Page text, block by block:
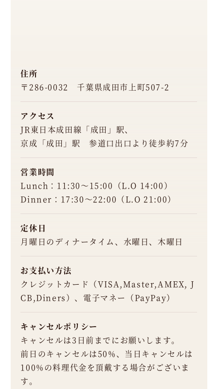
住所
〒286-0032 千葉県成田市上町507-2
アクセス
JR東日本成田線「成田」駅、
京成「成田」駅 参道口出口より徒歩約7分
営業時間
Lunch：11:30～15:00（L.O 14:00）
Dinner：17:30～22:00（L.O 21:00）
定休日
月曜日のディナータイム、水曜日、木曜日
お支払い方法
クレジットカード（VISA,Master,AMEX, J
CB,Diners）、電子マネー（PayPay）
キャンセルポリシー
キャンセルは3日前までにお願いします。
前日のキャンセルは50%、当日キャンセルは
100%の料理代金を頂戴する場合がございま
す。